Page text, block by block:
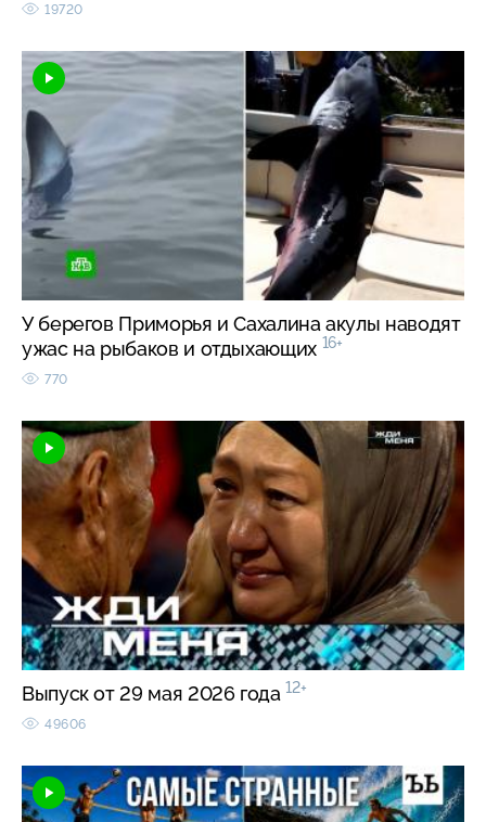
19720
У берегов Приморья и Сахалина акулы наводят
ужас на рыбаков и отдыхающих 16+
770
Выпуск от 29 мая 2026 года 12+
49606